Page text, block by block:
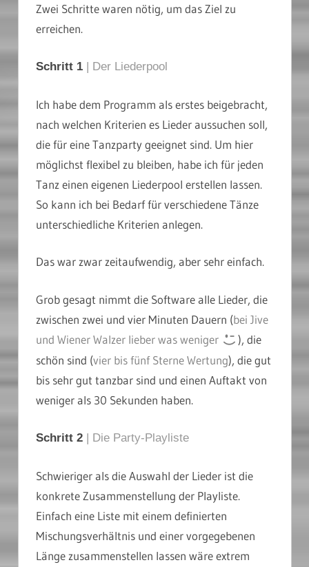
Zwei Schritte waren nötig, um das Ziel zu
erreichen.
Schritt 1 | Der Liederpool
Ich habe dem Programm als erstes beigebracht,
nach welchen Kriterien es Lieder aussuchen soll,
die für eine Tanzparty geeignet sind. Um hier
möglichst flexibel zu bleiben, habe ich für jeden
Tanz einen eigenen Liederpool erstellen lassen.
So kann ich bei Bedarf für verschiedene Tänze
unterschiedliche Kriterien anlegen.
Das war zwar zeitaufwendig, aber sehr einfach.
Grob gesagt nimmt die Software alle Lieder, die
zwischen zwei und vier Minuten Dauern (bei Jive
und Wiener Walzer lieber was weniger
), die
schön sind (vier bis fünf Sterne Wertung), die gut
bis sehr gut tanzbar sind und einen Auftakt von
weniger als 30 Sekunden haben.
Schritt 2 | Die Party-Playliste
Schwieriger als die Auswahl der Lieder ist die
konkrete Zusammenstellung der Playliste.
Einfach eine Liste mit einem definierten
Mischungsverhältnis und einer vorgegebenen
Länge zusammenstellen lassen wäre extrem